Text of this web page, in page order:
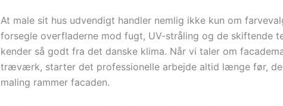
At male sit hus udvendigt handler nemlig ikke kun om
forsegle overfladerne mod fugt, UV-stråling og de skiftende
kender så godt fra det danske klima. Når vi taler om
træværk, starter det professionelle arbejde altid længe før,
maling rammer facaden.